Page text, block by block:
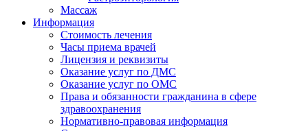
Массаж
Информация
Стоимость лечения
Часы приема врачей
Лицензия и реквизиты
Оказание услуг по ДМС
Оказание услуг по ОМС
Права и обязанности гражданина в сфере
здравоохранения
Нормативно-правовая информация